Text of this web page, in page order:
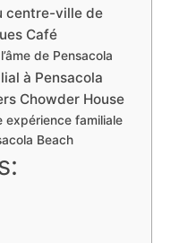
centre-ville de
Café
de Pensacola
à Pensacola
Chowder House
expérience familiale
Beach